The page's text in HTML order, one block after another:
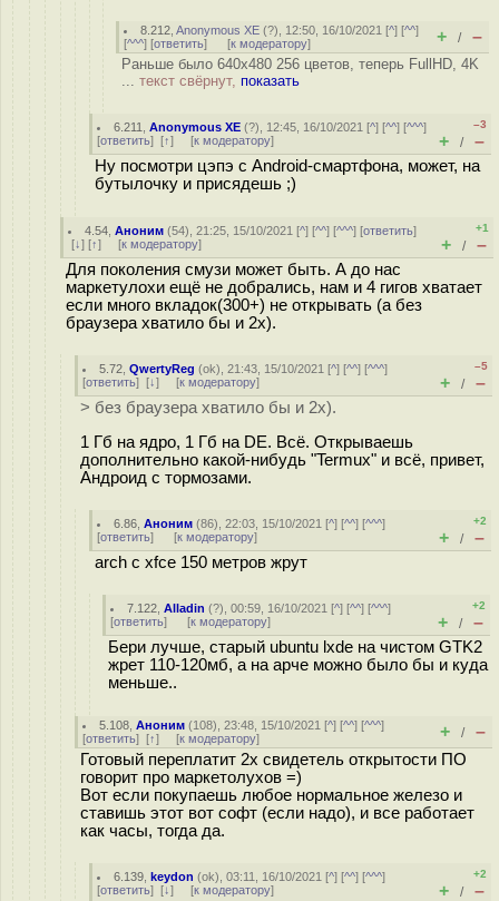
8.212 ,Anonymous XE (?), 12:50, 16/10/2021 [^] [^^]
[^^^] [ответить] [к модератору] + / –
Раньше было 640x480 256 цветов, теперь FullHD, 4K
... текст свёрнут, показать
6.211 ,Anonymous XE (?), 12:45, 16/10/2021 [^] [^^] [^^^]
[ответить] [↑] [к модератору]
–3
+ / –
Ну посмотри цэпэ с Android-смартфона, может, на
бутылочку и присядешь ;)
4.54 ,Аноним (54), 21:25, 15/10/2021 [^] [^^] [^^^] [ответить]
[↓] [↑] [к модератору]
+1
+ / –
Для поколения смузи может быть. А до нас
маркетулохи ещё не добрались, нам и 4 гигов хватает
если много вкладок(300+) не открывать (а без
браузера хватило бы и 2х).
5.72 ,QwertyReg (ok), 21:43, 15/10/2021 [^] [^^] [^^^]
[ответить] [↓] [к модератору]
–5
+ / –
> без браузера хватило бы и 2х).
1 Гб на ядро, 1 Гб на DE. Всё. Открываешь
дополнительно какой-нибудь "Termux" и всё, привет,
Андроид с тормозами.
6.86 ,Аноним (86), 22:03, 15/10/2021 [^] [^^] [^^^]
[ответить] [к модератору]
+2
+ / –
arch с xfce 150 метров жрут
7.122 ,Alladin (?), 00:59, 16/10/2021 [^] [^^] [^^^]
[ответить] [к модератору]
+2
+ / –
Бери лучше, старый ubuntu lxde на чистом GTK2
жрет 110-120мб, а на арче можно было бы и куда
меньше..
5.108 ,Аноним (108), 23:48, 15/10/2021 [^] [^^] [^^^]
[ответить] [↑] [к модератору] + / –
Готовый переплатит 2х свидетель открытости ПО
говорит про маркетолухов =)
Вот если покупаешь любое нормальное железо и
ставишь этот вот софт (если надо), и все работает
как часы, тогда да.
6.139 ,keydon (ok), 03:11, 16/10/2021 [^] [^^] [^^^]
[ответить] [↓] [к модератору]
+2
+ / –